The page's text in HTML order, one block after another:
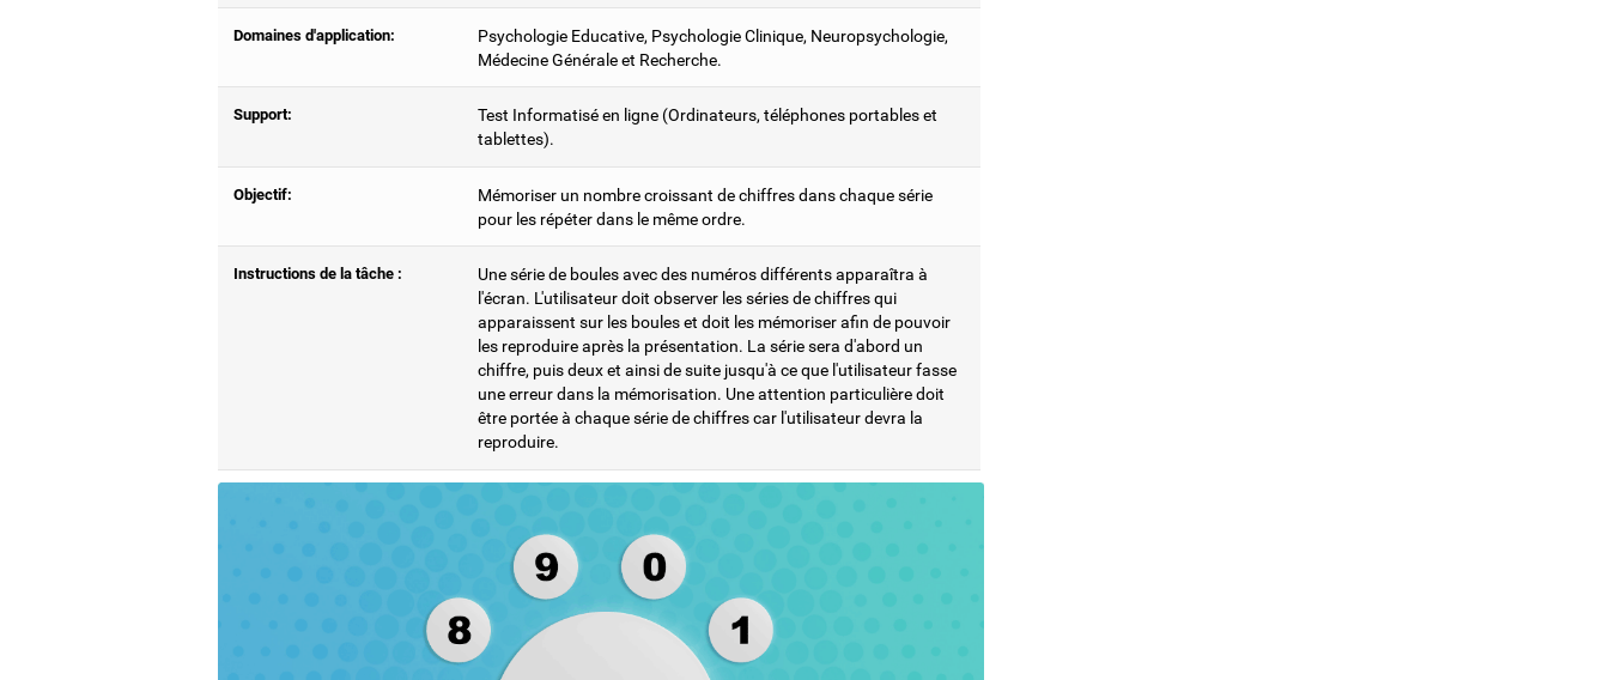
Domaines d'application:
Psychologie Educative, Psychologie Clinique, Neuropsychologie,
Médecine Générale et Recherche.
Support:
Test Informatisé en ligne (Ordinateurs, téléphones portables et
tablettes).
Objectif:
Mémoriser un nombre croissant de chiffres dans chaque série
pour les répéter dans le même ordre.
Instructions de la tâche :
Une série de boules avec des numéros différents apparaîtra à
l'écran. L'utilisateur doit observer les séries de chiffres qui
apparaissent sur les boules et doit les mémoriser afin de pouvoir
les reproduire après la présentation. La série sera d'abord un
chiffre, puis deux et ainsi de suite jusqu'à ce que l'utilisateur fasse
une erreur dans la mémorisation. Une attention particulière doit
être portée à chaque série de chiffres car l'utilisateur devra la
reproduire.